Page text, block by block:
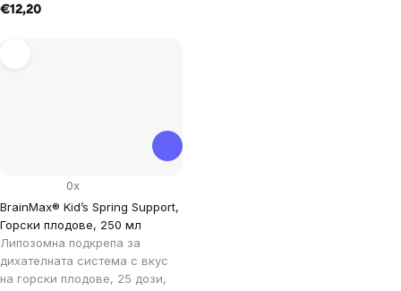
€12,20
BrainMax® Kid’s Spring Support,
Горски плодове, 250 мл
Липозомна подкрепа за
дихателната система с вкус
на горски плодове, 25 дози,
0x